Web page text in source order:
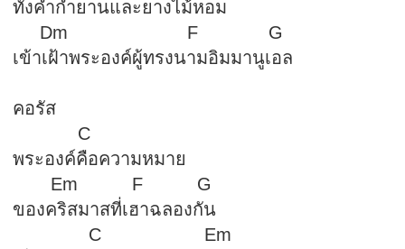
ทั้งคำกำยานและยางไม้หอม
Dm F G
เข้าเฝ้าพระองค์ผู้ทรงนามอิมมานูเอล
คอรัส
C
พระองค์คือความหมาย
Em F G
ของคริสมาสที่เฮาฉลองกัน
C Em